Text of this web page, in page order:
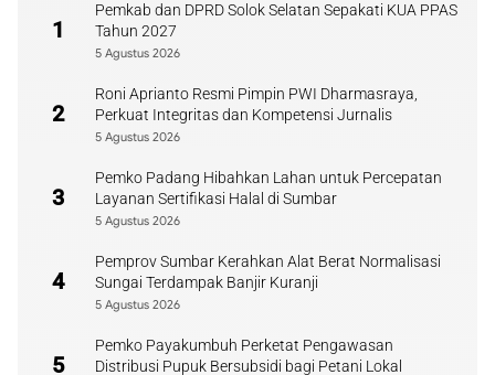
1
Pemkab dan DPRD Solok Selatan Sepakati KUA PPAS
Tahun 2027
5 Agustus 2026
2
Roni Aprianto Resmi Pimpin PWI Dharmasraya,
Perkuat Integritas dan Kompetensi Jurnalis
5 Agustus 2026
3
Pemko Padang Hibahkan Lahan untuk Percepatan
Layanan Sertifikasi Halal di Sumbar
5 Agustus 2026
4
Pemprov Sumbar Kerahkan Alat Berat Normalisasi
Sungai Terdampak Banjir Kuranji
5 Agustus 2026
5
Pemko Payakumbuh Perketat Pengawasan
Distribusi Pupuk Bersubsidi bagi Petani Lokal